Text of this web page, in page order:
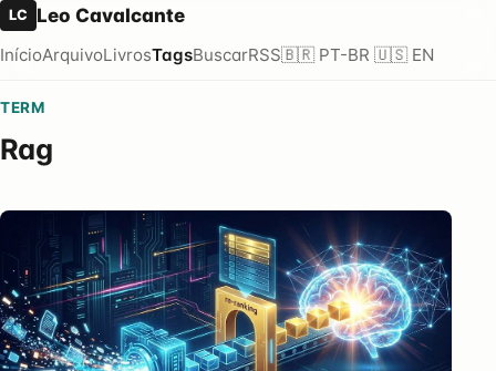
LC Leo Cavalcante
InícioArquivoLivrosTagsBuscarRSS🇧🇷 PT-BR 🇺🇸 EN
TERM
Rag